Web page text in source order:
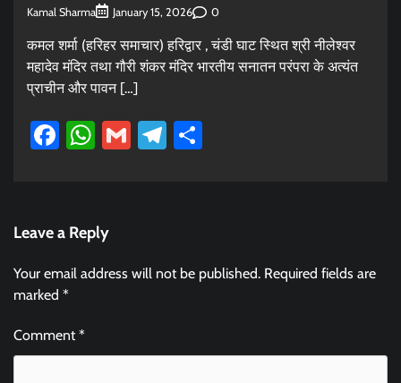
Kamal Sharma January 15, 2026 0
कमल शर्मा (हरिहर समाचार) हरिद्वार , चंडी घाट स्थित श्री नीलेश्वर
महादेव मंदिर तथा गौरी शंकर मंदिर भारतीय सनातन परंपरा के अत्यंत
प्राचीन और पावन […]
Facebook
WhatsApp
GmailTelegram
Leave a Reply
Your email address will not be published. Required fields are
marked *
Comment*